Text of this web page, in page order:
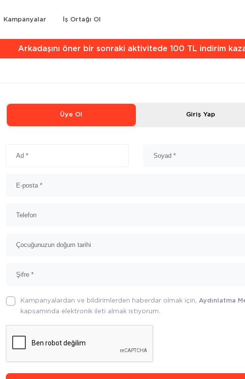
Kampanyalar İş Ortağı Ol
Arkadaşını öner bir sonraki aktivitede 100 TL indirim
Üye Ol Giriş Yap
Kampanyalardan ve bildirimlerden haberdar olmak için, Aydınlatma
kapsamında elektronik ileti almak istiyorum.